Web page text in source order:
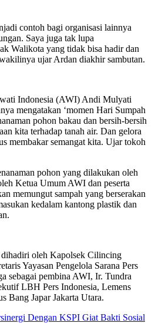
contoh bagi organisasi lainnya
Saya juga tak lupa
Walikota yang tidak bisa hadir dan
ujar Ardan diakhir sambutan.
Indonesia (AWI) Andi Mulyati
mengatakan ‘momen Hari Sumpah
pohon bakau dan bersih-bersih
kita terhadap tanah air. Dan gelora
membakar semangat kita. Ujar tokoh
pohon yang dilakukan oleh
Ketua Umum AWI dan peserta
memungut sampah yang berserakan
kedalam kantong plastik dan
oleh Kapolsek Cilincing
Yayasan Pengelola Sarana Pers
sebagai pembina AWI, Ir. Tundra
LBH Pers Indonesia, Lemens
Bang Japar Jakarta Utara.
Dengan KSPI Giat Bakti Sosial